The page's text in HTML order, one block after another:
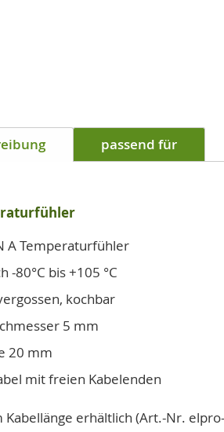
passend für
A Temperaturfühler
-80°C bis +105 °C
kochbar
5 mm
20 mm
mit freien Kabelenden
Kabellänge erhältlich (Art.-Nr.